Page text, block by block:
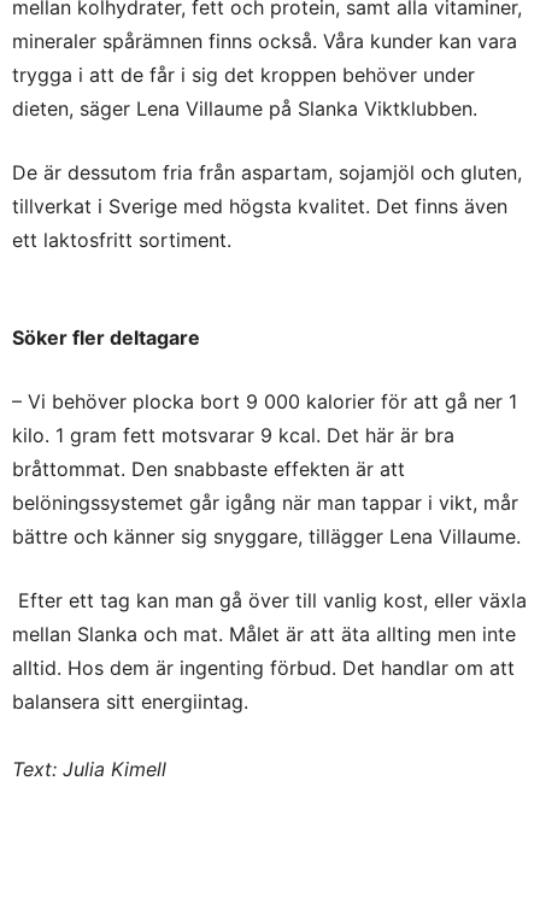
mellan kolhydrater, fett och protein, samt alla vitaminer,
mineraler spårämnen finns också. Våra kunder kan vara
trygga i att de får i sig det kroppen behöver under
dieten, säger Lena Villaume på Slanka Viktklubben.
De är dessutom fria från aspartam, sojamjöl och gluten,
tillverkat i Sverige med högsta kvalitet. Det finns även
ett laktosfritt sortiment.
Söker fler deltagare
– Vi behöver plocka bort 9 000 kalorier för att gå ner 1
kilo. 1 gram fett motsvarar 9 kcal. Det här är bra
bråttommat. Den snabbaste effekten är att
belöningssystemet går igång när man tappar i vikt, mår
bättre och känner sig snyggare, tillägger Lena Villaume.
Efter ett tag kan man gå över till vanlig kost, eller växla
mellan Slanka och mat. Målet är att äta allting men inte
alltid. Hos dem är ingenting förbud. Det handlar om att
balansera sitt energiintag.
Text: Julia Kimell